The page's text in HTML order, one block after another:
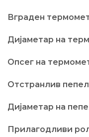
Вграден
Дијаметар на
Опсег на
Отстранлив
Дијаметар на
Прилагодливи